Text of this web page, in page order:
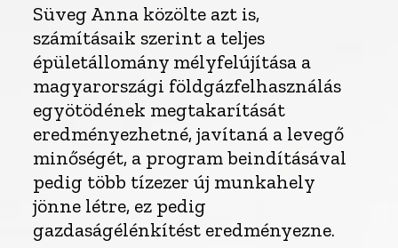
Süveg Anna közölte azt is,
számításaik szerint a teljes
épületállomány mélyfelújítása a
magyarországi földgázfelhasználás
egyötödének megtakarítását
eredményezhetné, javítaná a levegő
minőségét, a program beindításával
pedig több tízezer új munkahely
jönne létre, ez pedig
gazdaságélénkítést eredményezne.